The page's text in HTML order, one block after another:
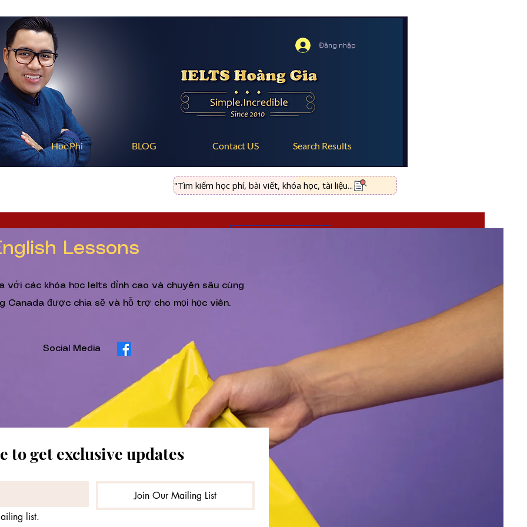
Đăng nhập
Hoc Phi BLOG Contact US Search Results
"Tìm kiếm học phí, bài viết, khóa học, tài liệu...
Tips CELPIP Exam Insights
Proficiency Guides
Knowledge
Immigration Tips
Lessons
với các khóa học Ielts đỉnh cao và chuyên sâu cùng
Canada được chia sẽ và hỗ trợ cho mọi học viên.
Social Media
to get exclusive updates
Join Our Mailing List
list.